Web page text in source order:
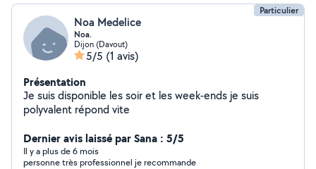
Particulier
Noa Medelice
Noa.
Dijon (Davout)
5/5 (1 avis)
Présentation
Je suis disponible les soir et les week-ends je suis
polyvalent répond vite
Dernier avis laissé par Sana : 5/5
Il y a plus de 6 mois
personne très professionnel je recommande